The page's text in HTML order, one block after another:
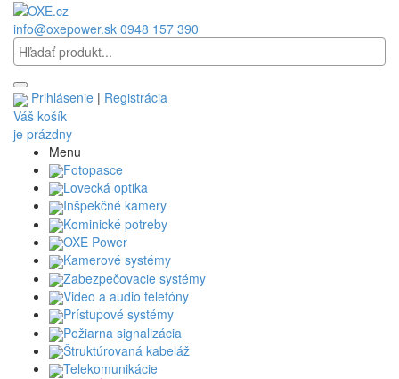
info@oxepower.sk 0948 157 390
Prihlásenie | Registrácia
Váš košík
je prázdny
Menu
Fotopasce
Lovecká optika
Inšpekčné kamery
Kominické potreby
OXE Power
Kamerové systémy
Zabezpečovacie systémy
Video a audio telefóny
Prístupové systémy
Požiarna signalizácia
Štruktúrovaná kabeláž
Telekomunikácie